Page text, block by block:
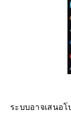
ระบบอาจเสนอ